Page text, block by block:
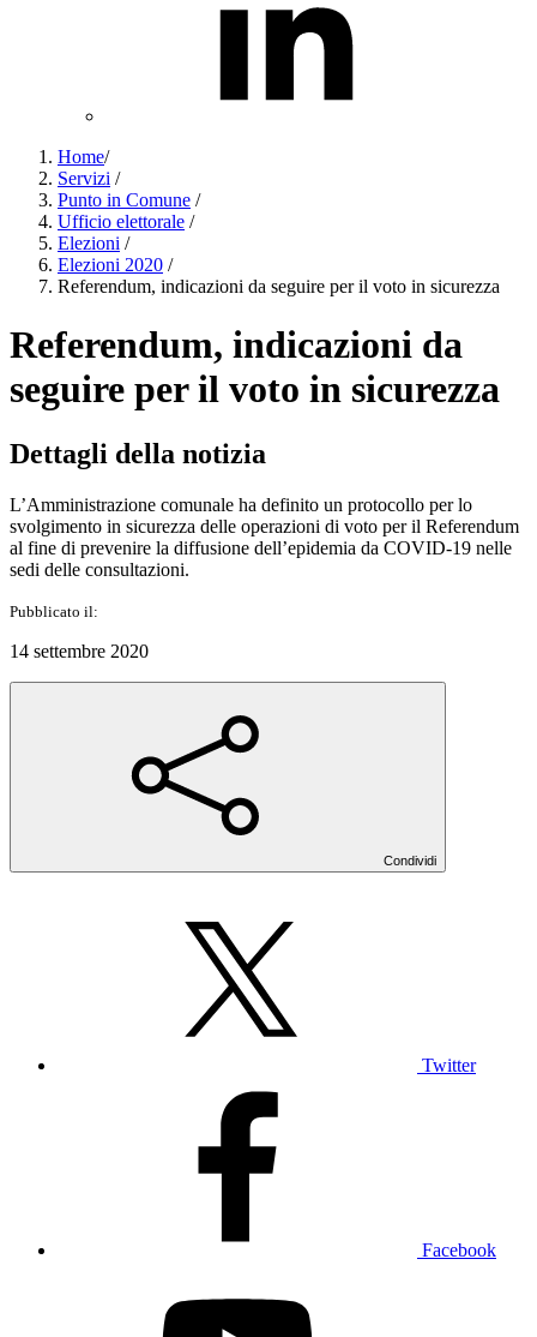
Home/
Servizi /
Punto in Comune /
Ufficio elettorale /
Elezioni /
Elezioni 2020 /
Referendum, indicazioni da seguire per il voto in sicurezza
Referendum, indicazioni da
seguire per il voto in sicurezza
Dettagli della notizia
L’Amministrazione comunale ha definito un protocollo per lo
svolgimento in sicurezza delle operazioni di voto per il Referendum
al fine di prevenire la diffusione dell’epidemia da COVID-19 nelle
sedi delle consultazioni.
Pubblicato il:
14 settembre 2020
Condividi
Twitter
Facebook